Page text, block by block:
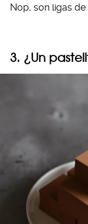
Nop, son ligas
3. ¿Un